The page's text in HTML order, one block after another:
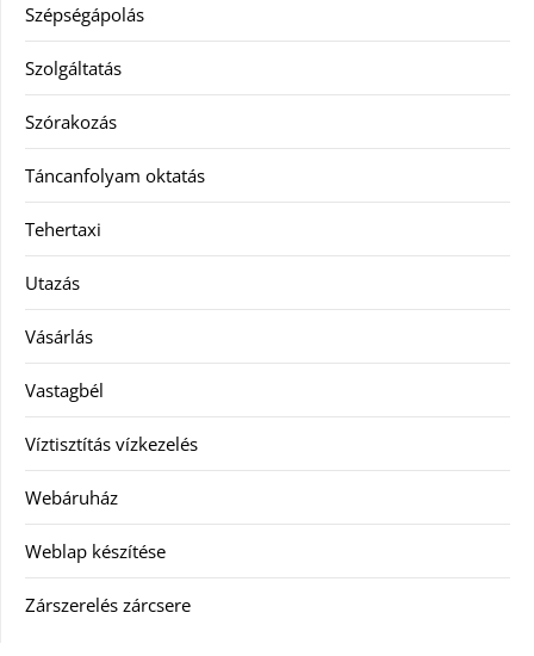
Szépségápolás
Szolgáltatás
Szórakozás
Táncanfolyam oktatás
Tehertaxi
Utazás
Vásárlás
Vastagbél
Víztisztítás vízkezelés
Webáruház
Weblap készítése
Zárszerelés zárcsere